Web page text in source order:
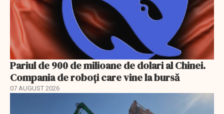
Pariul de 900 de milioane de dolari al Chinei.
Compania de roboți care vine la bursă
07 AUGUST 2026